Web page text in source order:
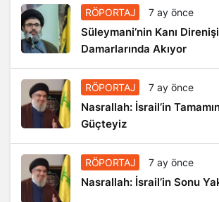
RÖPORTAJ 7 ay önce
Süleymani’nin Kanı
Damarlarında Akıyor
RÖPORTAJ 7 ay önce
Nasrallah: İsrail’in
Güçteyiz
RÖPORTAJ 7 ay önce
Nasrallah: İsrail’in Sonu